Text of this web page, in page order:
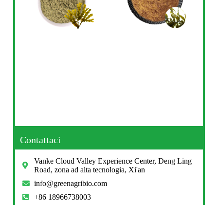
Contattaci
Vanke Cloud Valley Experience Center, Deng Ling
Road, zona ad alta tecnologia, Xi'an
info@greenagribio.com
+86 18966738003